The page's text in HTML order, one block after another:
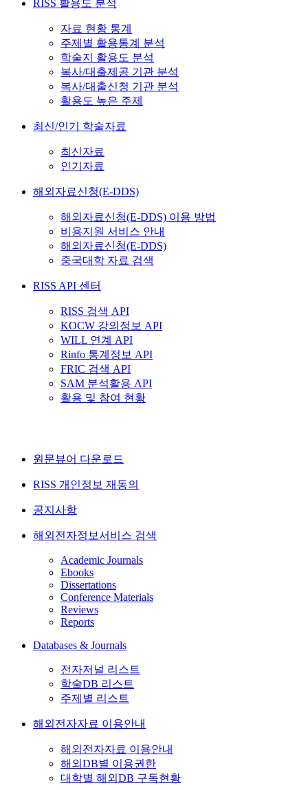
RISS 활용도 분석
자료 현황 통계
주제별 활용통계 분석
학술지 활용도 분석
복사/대출제공 기관 분석
복사/대출신청 기관 분석
활용도 높은 주제
최신/인기 학술자료
최신자료
인기자료
해외자료신청(E-DDS)
해외자료신청(E-DDS) 이용 방법
비용지원 서비스 안내
해외자료신청(E-DDS)
중국대학 자료 검색
RISS API 센터
RISS 검색 API
KOCW 강의정보 API
WILL 연계 API
Rinfo 통계정보 API
FRIC 검색 API
SAM 분석활용 API
활용 및 참여 현황
원문뷰어 다운로드
RISS 개인정보 재동의
공지사항
해외전자정보서비스 검색
Academic Journals
Ebooks
Dissertations
Conference Materials
Reviews
Reports
Databases & Journals
전자저널 리스트
학술DB 리스트
주제별 리스트
해외전자자료 이용안내
해외전자자료 이용안내
해외DB별 이용권한
대학별 해외DB 구독현황